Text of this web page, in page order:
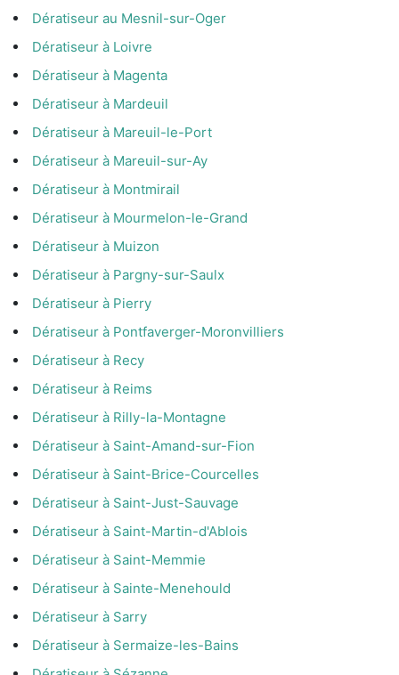
Dératiseur au Mesnil-sur-Oger
Dératiseur à Loivre
Dératiseur à Magenta
Dératiseur à Mardeuil
Dératiseur à Mareuil-le-Port
Dératiseur à Mareuil-sur-Ay
Dératiseur à Montmirail
Dératiseur à Mourmelon-le-Grand
Dératiseur à Muizon
Dératiseur à Pargny-sur-Saulx
Dératiseur à Pierry
Dératiseur à Pontfaverger-Moronvilliers
Dératiseur à Recy
Dératiseur à Reims
Dératiseur à Rilly-la-Montagne
Dératiseur à Saint-Amand-sur-Fion
Dératiseur à Saint-Brice-Courcelles
Dératiseur à Saint-Just-Sauvage
Dératiseur à Saint-Martin-d'Ablois
Dératiseur à Saint-Memmie
Dératiseur à Sainte-Menehould
Dératiseur à Sarry
Dératiseur à Sermaize-les-Bains